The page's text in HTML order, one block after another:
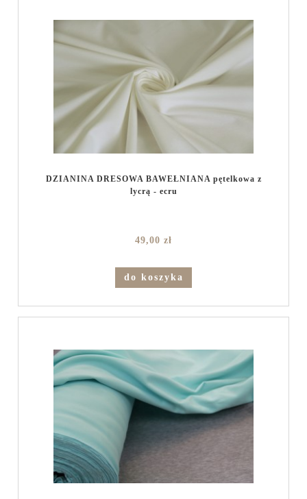
DZIANINA DRESOWA BAWEŁNIANA pętelkowa z
lycrą - ecru
49,00 zł
do koszyka